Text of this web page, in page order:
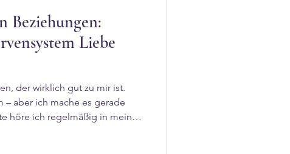
Beziehungen:
Liebe
der wirklich gut zu mir ist.
– aber ich mache es gerade
höre ich regelmäßig in meiner